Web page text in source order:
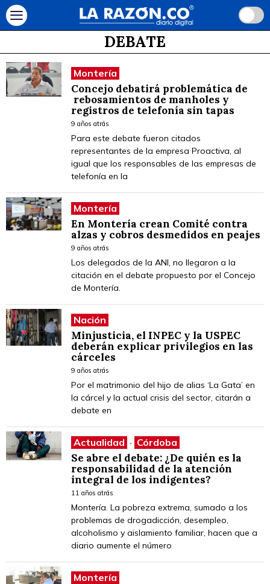
DEBATE
Montería
Concejo debatirá problemática de
rebosamientos de manholes y
registros de telefonía sin tapas
9 años atrás
Para este debate fueron citados
representantes de la empresa Proactiva, al
igual que los responsables de las empresas de
telefonía en la
Montería
En Montería crean Comité contra
alzas y cobros desmedidos en peajes
9 años atrás
Los delegados de la ANI, no llegaron a la
citación en el debate propuesto por el Concejo
de Montería.
Nación
Minjusticia, el INPEC y la USPEC
deberán explicar privilegios en las
cárceles
9 años atrás
Por el matrimonio del hijo de alias ‘La Gata’ en
la cárcel y la actual crisis del sector, citarán a
debate en
Actualidad · Córdoba
Se abre el debate: ¿De quién es la
responsabilidad de la atención
integral de los indigentes?
11 años atrás
Montería. La pobreza extrema, sumado a los
problemas de drogadicción, desempleo,
alcoholismo y aislamiento familiar, hacen que a
diario aumente el número
Montería